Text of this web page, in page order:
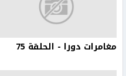
مغامرات دورا - الحلقة 75